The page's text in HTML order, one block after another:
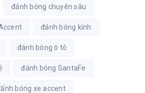
đánh bóng chuyên sâu
đánh bóng kính
đánh bóng ô tô
đánh bóng SantaFe
bóng xe accent